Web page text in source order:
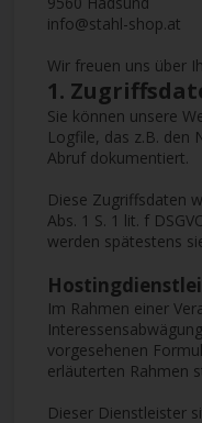
info@stahl-shop.at
Wir freuen uns über
1.
Sie können unsere
Logfile, das z.B. den
Abruf dokumentiert.
Diese Zugriffsdaten
Abs. 1 S. 1 lit. f
werden spätestens
Im Rahmen einer
vorgesehenen
erläuterten Rahmen
Dieser Dienstleister